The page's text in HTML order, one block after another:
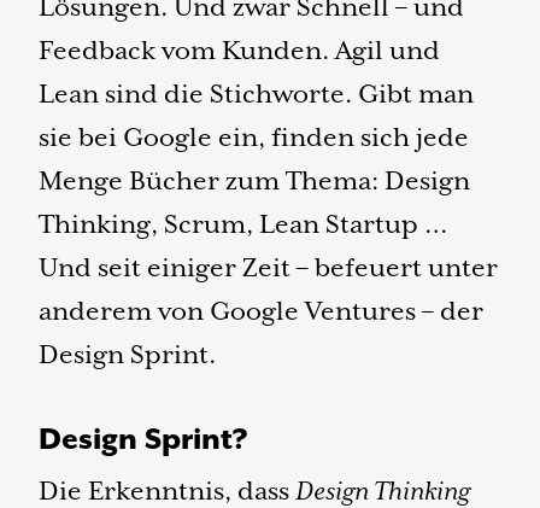
Lösungen. Und zwar Schnell – und
Feedback vom Kunden. Agil und
Lean sind die Stichworte. Gibt man
sie bei Google ein, finden sich jede
Menge Bücher zum Thema: Design
Thinking, Scrum, Lean Startup …
Und seit einiger Zeit – befeuert unter
anderem von Google Ventures – der
Design Sprint.
Design Sprint?
Die Erkenntnis, dassDesign Thinking